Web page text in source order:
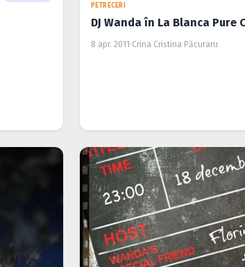
PETRECERI
DJ Wanda în La Blanca Pure
8 apr. 2011 ·Crina Cristina Păcuraru